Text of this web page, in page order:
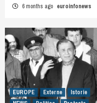
6 months ago euroinfonews
EUROPE Externe
Istorie